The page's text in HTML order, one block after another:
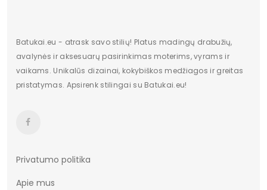
Kategorija Moterims
Valdiklis -
Būklė Nauja
Batukai.eu - atrask savo stilių! Platus madingų drabužių,
avalynės ir aksesuarų pasirinkimas moterims, vyrams ir
vaikams. Unikalūs dizainai, kokybiškos medžiagos ir greitas
pristatymas. Apsirenk stilingai su Batukai.eu!
Privatumo politika
Apie mus